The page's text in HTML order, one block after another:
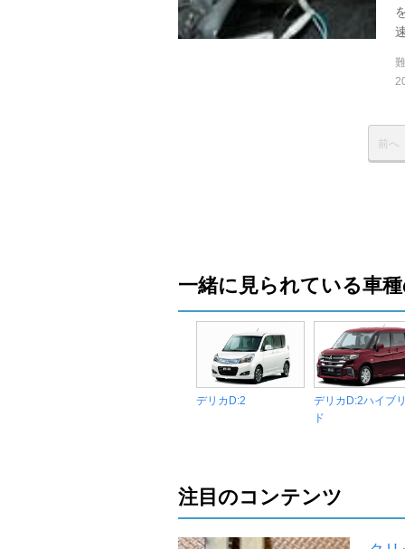
前へ
一緒に見られている車
デリカD:2
デリカD:2ハイブ
ド
注目のコンテンツ